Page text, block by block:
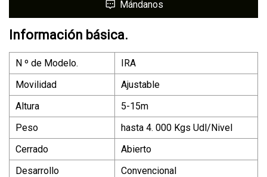
Mándanos
Información básica.
N º de Modelo.
IRA
Movilidad
Ajustable
Altura
5-15m
Peso
hasta 4. 000 Kgs Udl/Nivel
Cerrado
Abierto
Desarrollo
Convencional